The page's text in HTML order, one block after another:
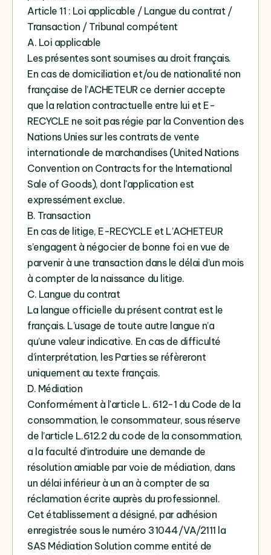
Article 11 : Loi applicable / Langue du contrat /
Transaction / Tribunal compétent
A. Loi applicable
Les présentes sont soumises au droit français.
En cas de domiciliation et/ou de nationalité non
française de l’ACHETEUR ce dernier accepte
que la relation contractuelle entre lui et E-
RECYCLE ne soit pas régie par la Convention des
Nations Unies sur les contrats de vente
internationale de marchandises (United Nations
Convention on Contracts for the International
Sale of Goods), dont l'application est
expressément exclue.
B. Transaction
En cas de litige, E-RECYCLE et L’ACHETEUR
s’engagent à négocier de bonne foi en vue de
parvenir à une transaction dans le délai d’un mois
à compter de la naissance du litige.
C. Langue du contrat
La langue officielle du présent contrat est le
français. L’usage de toute autre langue n’a
qu’une valeur indicative. En cas de difficulté
d’interprétation, les Parties se réfèreront
uniquement au texte français.
D. Médiation
Conformément à l'article L. 612-1 du Code de la
consommation, le consommateur, sous réserve
de l’article L.612.2 du code de la consommation,
a la faculté d’introduire une demande de
résolution amiable par voie de médiation, dans
un délai inférieur à un an à compter de sa
réclamation écrite auprès du professionnel.
Cet établissement a désigné, par adhésion
enregistrée sous le numéro 31044/VA/2111 la
SAS Médiation Solution comme entité de